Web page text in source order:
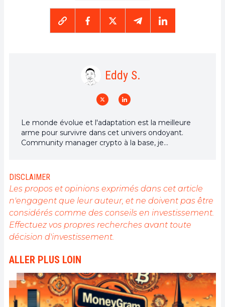
Eddy S.
Le monde évolue et l'adaptation est la meilleure
arme pour survivre dans cet univers ondoyant.
Community manager crypto à la base, je
partager mon expérience et de faire connaître un
domaine qui me passionne, rien de mieux que de
rédiger des articles informatifs et décontractés à la
fois.
DISCLAIMER
Les propos et opinions exprimés dans cet article
n'engagent que leur auteur, et ne doivent pas être
considérés comme des conseils en investissement.
Effectuez vos propres recherches avant toute
décision d'investissement.
ALLER PLUS LOIN